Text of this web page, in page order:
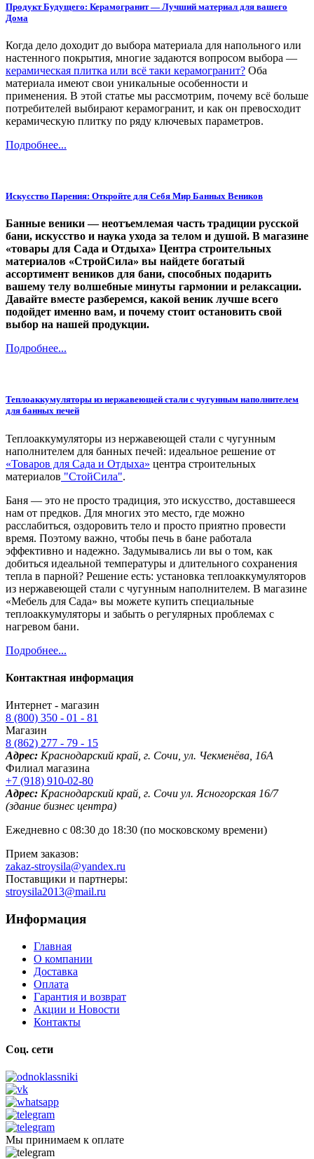
Продукт Будущего: Керамогранит — Лучший материал для вашего
Дома
Когда дело доходит до выбора материала для напольного или
настенного покрытия, многие задаются вопросом выбора —
керамическая плитка или всё таки керамогранит? Оба
материала имеют свои уникальные особенности и
применения. В этой статье мы рассмотрим, почему всё больше
потребителей выбирают керамогранит, и как он превосходит
керамическую плитку по ряду ключевых параметров.
Подробнее...
Искусство Парения: Откройте для Себя Мир Банных Веников
Банные веники — неотъемлемая часть традиции русской
бани, искусство и наука ухода за телом и душой. В магазине
«товары для Сада и Отдыха» Центра строительных
материалов «СтройСила» вы найдете богатый
ассортимент веников для бани, способных подарить
вашему телу волшебные минуты гармонии и релаксации.
Давайте вместе разберемся, какой веник лучше всего
подойдет именно вам, и почему стоит остановить свой
выбор на нашей продукции.
Подробнее...
Теплоаккумуляторы из нержавеющей стали с чугунным наполнителем
для банных печей
Теплоаккумуляторы из нержавеющей стали с чугунным
наполнителем для банных печей: идеальное решение от
«Товаров для Сада и Отдыха» центра строительных
материалов "СтойСила".
Баня — это не просто традиция, это искусство, доставшееся
нам от предков. Для многих это место, где можно
расслабиться, оздоровить тело и просто приятно провести
время. Поэтому важно, чтобы печь в бане работала
эффективно и надежно. Задумывались ли вы о том, как
добиться идеальной температуры и длительного сохранения
тепла в парной? Решение есть: установка теплоаккумуляторов
из нержавеющей стали с чугунным наполнителем. В магазине
«Мебель для Сада» вы можете купить специальные
теплоаккумуляторы и забыть о регулярных проблемах с
нагревом бани.
Подробнее...
Контактная информация
Интернет - магазин
8 (800) 350 - 01 - 81
Магазин
8 (862) 277 - 79 - 15
Адрес: Краснодарский край, г. Сочи, ул. Чекменёва, 16А
Филиал магазина
+7 (918) 910-02-80
Адрес: Краснодарский край, г. Сочи ул. Ясногорская 16/7
(здание бизнес центра)
Ежедневно с 08:30 до 18:30 (по московскому времени)
Прием заказов:
zakaz-stroysila@yandex.ru
Поставщики и партнеры:
stroysila2013@mail.ru
Информация
Главная
О компании
Доставка
Оплата
Гарантия и возврат
Акции и Новости
Контакты
Соц. сети
Мы принимаем к оплате